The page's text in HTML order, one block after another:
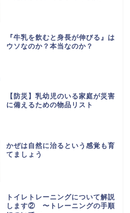
『牛乳を飲むと身長が伸びる』は
ウソなのか？本当なのか？
【防災】乳幼児のいる家庭が災害
に備えるための物品リスト
かぜは自然に治るという感覚も育
てましょう
トイレトレーニングについて解説
します② 〜トレーニングの手順